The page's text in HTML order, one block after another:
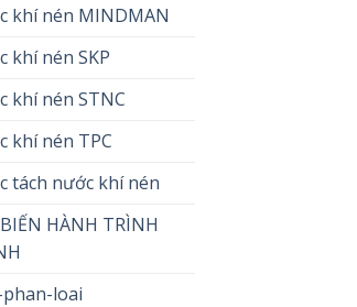
khí nén MINDMAN
khí nén SKP
khí nén STNC
khí nén TPC
tách nước khí nén
HÀNH TRÌNH
loai